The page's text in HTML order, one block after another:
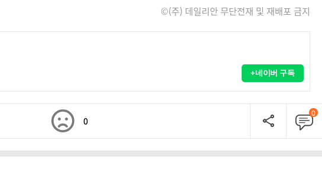
©(주) 데일리안 무단전재 및 재배포 금지
+네이버 구독
0
0